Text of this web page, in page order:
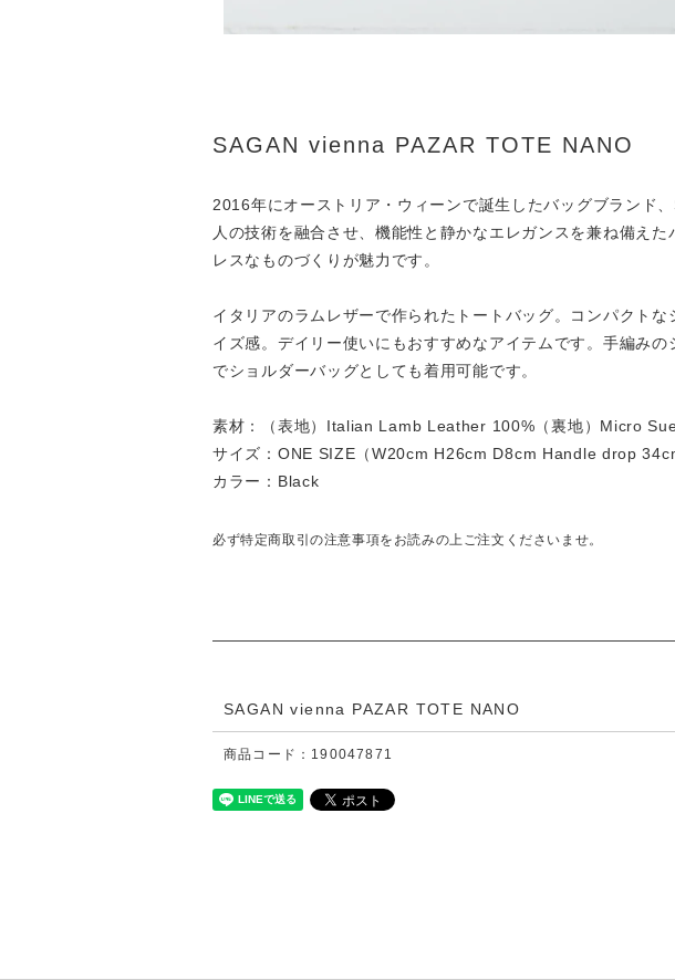
SAGAN vienna PAZAR TOTE NANO
2016年にオーストリア・ウィーンで誕生したバッグブランド
人の技術を融合させ、機能性と静かなエレガンスを兼ね備え
レスなものづくりが魅力です。
イタリアのラムレザーで作られたトートバッグ。コンパクト
イズ感。デイリー使いにもおすすめなアイテムです。手編み
でショルダーバッグとしても着用可能です。
素材：（表地）Italian Lamb Leather 100%（裏地）Micro
サイズ：ONE SIZE（W20cm H26cm D8cm Handle drop
カラー：Black
必ず特定商取引の注意事項をお読みの上ご注文くださいませ。
SAGAN vienna PAZAR TOTE NANO
商品コード：190047871